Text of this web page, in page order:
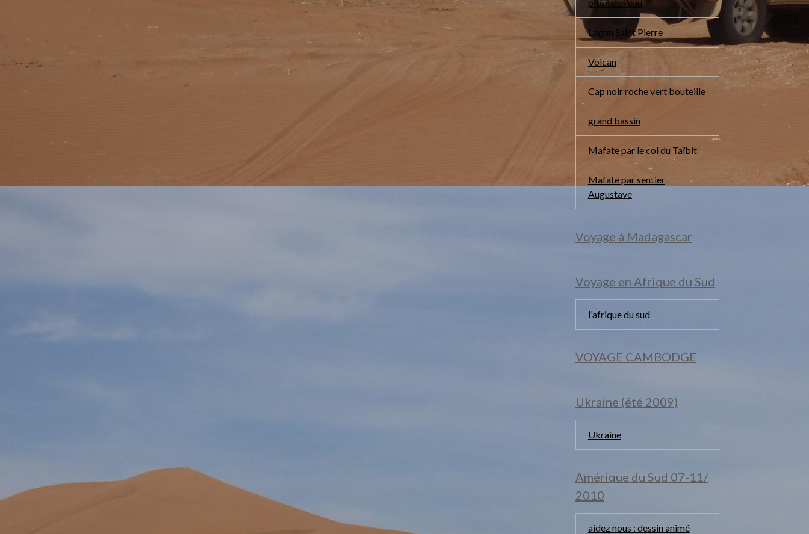
piton de l'eau
Lagon Saint Pierre
Volcan
Cap noir roche vert bouteille
grand bassin
Mafate par le col du Taïbit
Mafate par sentier
Augustave
Voyage à Madagascar
Voyage en Afrique du Sud
l'afrique du sud
VOYAGE CAMBODGE
Ukraine (été 2009)
Ukraine
Amérique du Sud 07-11/
2010
aidez nous : dessin animé